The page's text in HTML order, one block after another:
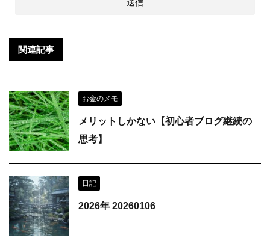
関連記事
お金のメモ
メリットしかない【初心者ブログ継続の
思考】
日記
2026年 20260106